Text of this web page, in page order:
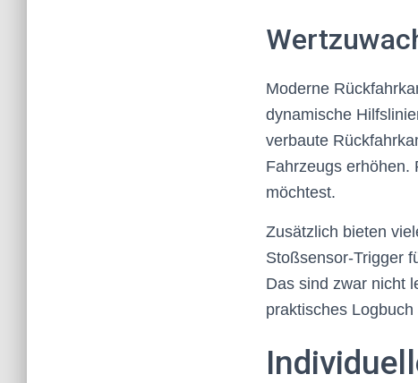
Moderne
dynamische
verbaute
Fahrzeugs erhöhen.
möchtest.
Zusätzlich bieten
Stoßsensor-Trigger
Das sind zwar nicht
praktisches